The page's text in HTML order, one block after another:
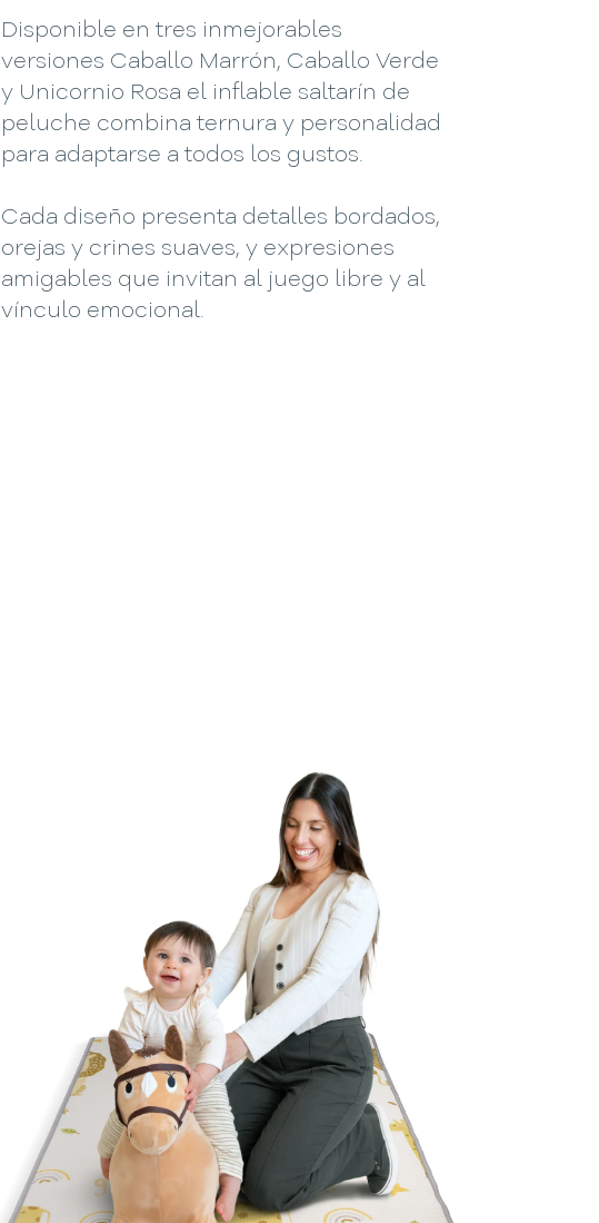
Disponible en tres inmejorables
versiones Caballo Marrón, Caballo Verde
y Unicornio Rosa el inflable saltarín de
peluche combina ternura y personalidad
para adaptarse a todos los gustos.
Cada diseño presenta detalles bordados,
orejas y crines suaves, y expresiones
amigables que invitan al juego libre y al
vínculo emocional.